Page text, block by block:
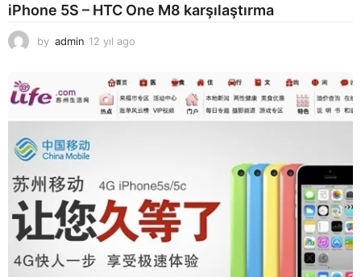
iPhone 5S – HTC One M8 karşılaştırma
by admin 12 yıl ago
l
a